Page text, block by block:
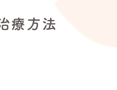
療方法